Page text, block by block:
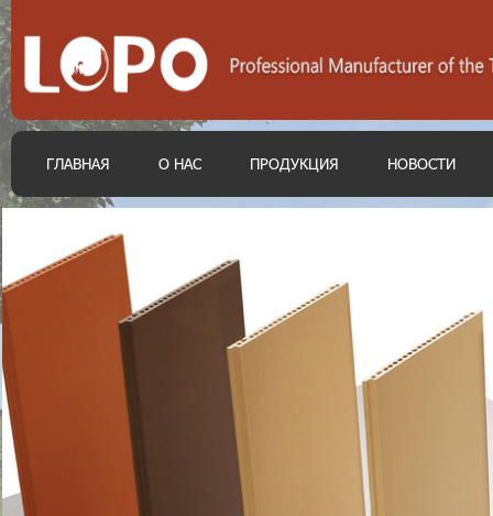
ГЛАВНАЯ О НАС ПРОДУКЦИЯ НОВОСТИ